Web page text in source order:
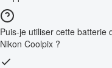
Puis-je utiliser cette batterie
Nikon Coolpix ?